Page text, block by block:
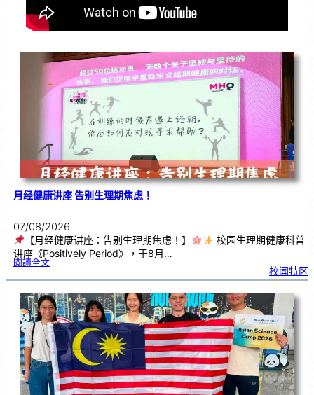
月经健康讲座 告别生理期焦虑！
07/08/2026
【月经健康讲座：告别生理期焦虑！】
校园生理期健康科普
讲座《Positively Period》，于8月…
閱讀全文:月
康
座
告
别
生
理
期
焦
虑
！
校闻特区